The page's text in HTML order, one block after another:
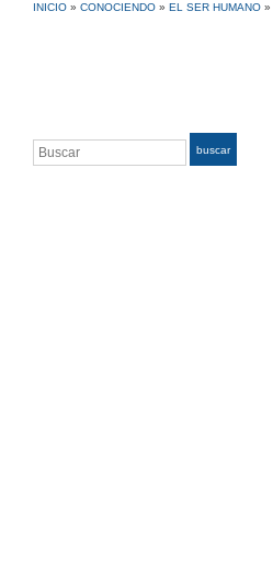
INICIO » CONOCIENDO » EL SER HUMANO »
Buscar buscar